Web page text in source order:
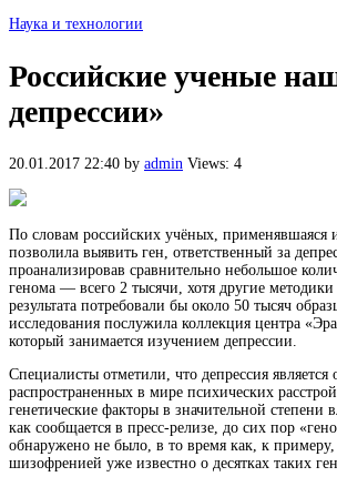
Наука и технологии
Российские ученые
депрессии»
20.01.2017 22:40 by admin Views: 4
По словам российских учёных, применявшаяся
позволила выявить ген, ответственный за
проанализировав сравнительно небольшое
генома — всего 2 тысячи, хотя другие
результата потребовали бы около 50 тысяч
исследования послужила коллекция центра
который занимается изучением депрессии.
Специалисты отметили, что депрессия
распространенных в мире психических
генетические факторы в значительной степени
как сообщается в пресс-релизе, до сих пор
обнаружено не было, в то время как, к примеру,
шизофренией уже известно о десятках таких